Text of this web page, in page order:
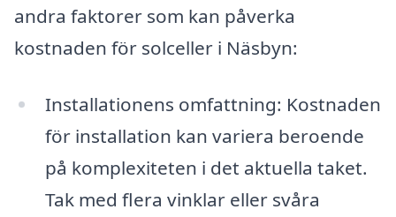
andra faktorer som kan påverka
kostnaden för solceller i Näsbyn:
Installationens omfattning: Kostnaden
för installation kan variera beroende
på komplexiteten i det aktuella taket.
Tak med flera vinklar eller svåra